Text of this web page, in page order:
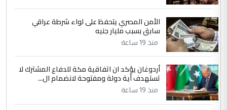
الأمن المصري يتحفظ على لواء شرطة عراقي
سابق بسبب مليار جنيه
منذ 19 ساعة
أردوغان يؤكد ان اتفاقية مكة للدفاع المشترك لا
تستهدف أية دولة ومفتوحة لانضمام ال...
منذ 19 ساعة